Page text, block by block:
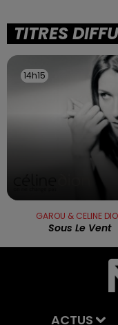
TITRES
14h15
14h15
GAROU & CELINE
Sous Le Vent
ACTUS